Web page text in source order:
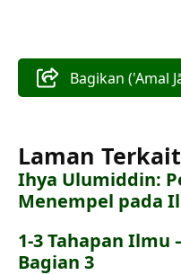
Bagikan ('Amal
Laman Terkait
Ihya Ulumiddin:
Menempel pada
1-3 Tahapan Ilmu
Bagian 3